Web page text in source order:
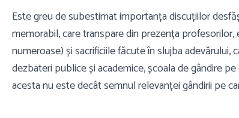
Este greu de subestimat importanța discuțiilor
memorabil, care transpare din prezența
numeroase) și sacrificiile făcute în slujba
dezbateri publice și academice, școala de gândire
acesta nu este decât semnul relevanței gândirii pe